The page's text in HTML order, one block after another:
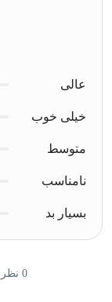
عالی
خیلی خوب
متوسط
نامناسب
بسیار بد
0 نظر درباره کسب و کار - نمایش 1 از 0